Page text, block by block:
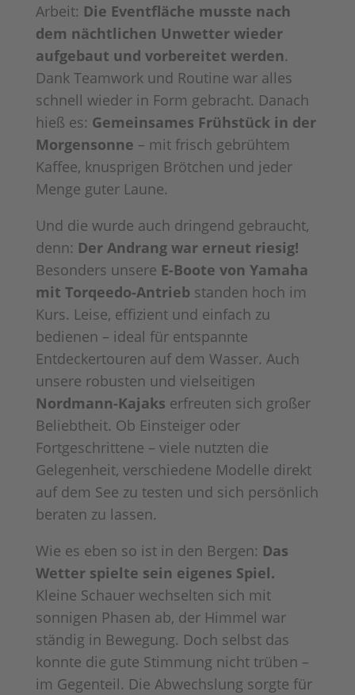
Arbeit: Die Eventfläche musste nach
dem nächtlichen Unwetter wieder
aufgebaut und vorbereitet werden.
Dank Teamwork und Routine war alles
schnell wieder in Form gebracht. Danach
hieß es: Gemeinsames Frühstück in der
Morgensonne – mit frisch gebrühtem
Kaffee, knusprigen Brötchen und jeder
Menge guter Laune.
Und die wurde auch dringend gebraucht,
denn: Der Andrang war erneut riesig!
Besonders unsere E-Boote von Yamaha
mit Torqeedo-Antriebstanden hoch im
Kurs. Leise, effizient und einfach zu
bedienen – ideal für entspannte
Entdeckertouren auf dem Wasser. Auch
unsere robusten und vielseitigen
Nordmann-Kajaks erfreuten sich großer
Beliebtheit. Ob Einsteiger oder
Fortgeschrittene – viele nutzten die
Gelegenheit, verschiedene Modelle direkt
auf dem See zu testen und sich persönlich
beraten zu lassen.
Wie es eben so ist in den Bergen: Das
Wetter spielte sein eigenes Spiel.
Kleine Schauer wechselten sich mit
sonnigen Phasen ab, der Himmel war
ständig in Bewegung. Doch selbst das
konnte die gute Stimmung nicht trüben –
im Gegenteil. Die Abwechslung sorgte für